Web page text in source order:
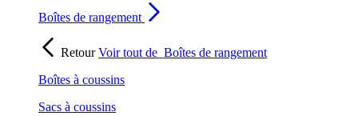
Boîtes de rangement
RetourVoir tout de Boîtes de rangement
Boîtes à coussins
Sacs à coussins